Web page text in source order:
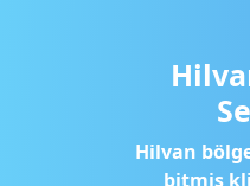
Hilvan
bitmiş